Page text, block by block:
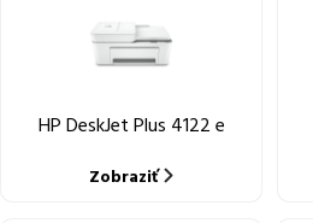
HP DeskJet Plus 4122 e
Zobraziť